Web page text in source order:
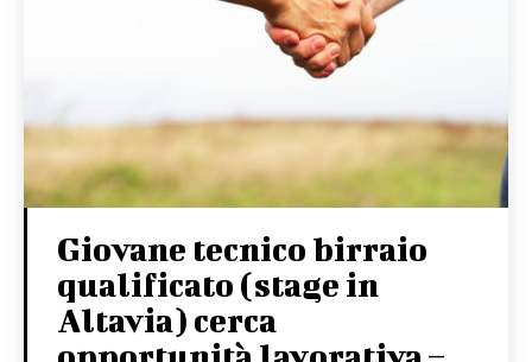
Giovane tecnico birraio
qualificato (stage in
Altavia) cerca